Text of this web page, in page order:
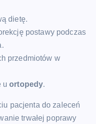
dietę.
postawy podczas
przedmiotów w
uortopedy.
pacjenta do zaleceń
trwałej poprawy